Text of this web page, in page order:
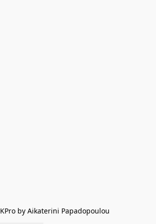
KPro by Aikaterini Papadopoulou